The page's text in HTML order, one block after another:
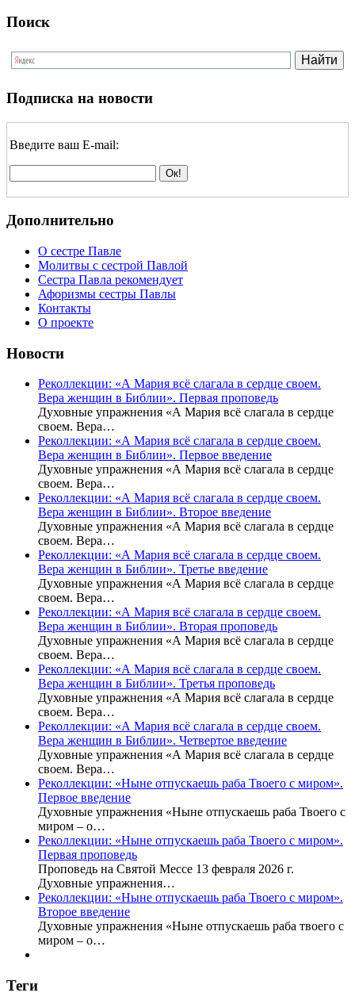
Поиск
Подписка на новости
Введите ваш E-mail:
Дополнительно
О сестре Павле
Молитвы с сестрой Павлой
Сестра Павла рекомендует
Афоризмы сестры Павлы
Контакты
О проекте
Новости
Реколлекции: «А Мария всё слагала в сердце своем.
Вера женщин в Библии». Первая проповедь
Духовные упражнения «А Мария всё слагала в сердце
своем. Вера…
Реколлекции: «А Мария всё слагала в сердце своем.
Вера женщин в Библии». Первое введение
Духовные упражнения «А Мария всё слагала в сердце
своем. Вера…
Реколлекции: «А Мария всё слагала в сердце своем.
Вера женщин в Библии». Второе введение
Духовные упражнения «А Мария всё слагала в сердце
своем. Вера…
Реколлекции: «А Мария всё слагала в сердце своем.
Вера женщин в Библии». Третье введение
Духовные упражнения «А Мария всё слагала в сердце
своем. Вера…
Реколлекции: «А Мария всё слагала в сердце своем.
Вера женщин в Библии». Вторая проповедь
Духовные упражнения «А Мария всё слагала в сердце
своем. Вера…
Реколлекции: «А Мария всё слагала в сердце своем.
Вера женщин в Библии». Третья проповедь
Духовные упражнения «А Мария всё слагала в сердце
своем. Вера…
Реколлекции: «А Мария всё слагала в сердце своем.
Вера женщин в Библии». Четвертое введение
Духовные упражнения «А Мария всё слагала в сердце
своем. Вера…
Реколлекции: «Ныне отпускаешь раба Твоего с миром».
Первое введение
Духовные упражнения «Ныне отпускаешь раба Твоего с
миром – о…
Реколлекции: «Ныне отпускаешь раба Твоего с миром».
Первая проповедь
Проповедь на Святой Мессе 13 февраля 2026 г.
Духовные упражнения…
Реколлекции: «Ныне отпускаешь раба Твоего с миром».
Второе введение
Духовные упражнения «Ныне отпускаешь раба твоего с
миром – о…
Теги